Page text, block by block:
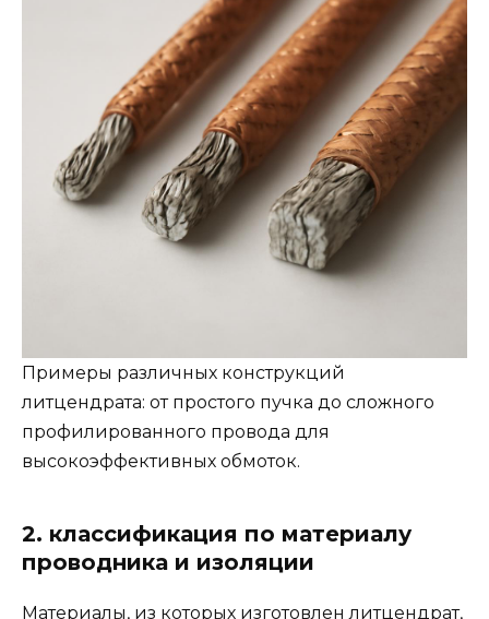
Примеры различных конструкций
литцендрата: от простого пучка до сложного
профилированного провода для
высокоэффективных обмоток.
2. классификация по материалу
проводника и изоляции
Материалы, из которых изготовлен литцендрат,